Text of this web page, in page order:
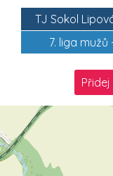
TJ Sokol
7. liga mužů